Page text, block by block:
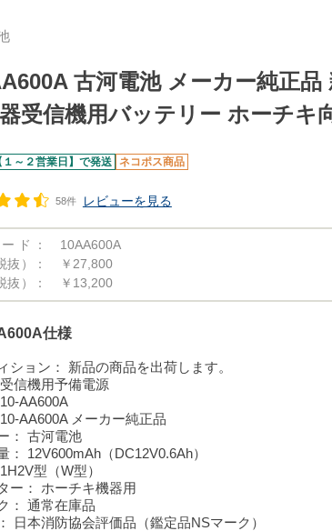
古河電池 メーカー純正品
受信機用バッテリー ホーチキ
～２営業日】で発送 ネコポス商品
58件 レビューを見る
ド：
10AA600A
抜）：
￥27,800
抜）：
￥13,200
仕様
ション：
新品の商品を出荷します。
受信機用予備電源
10-AA600A
10-AA600A メーカー純正品
： 古河電池
：
12V600mAh（DC12V0.6Ah）
1H2V型（W型）
ー：
ホーチキ機器用
： 通常在庫品
日本消防協会評価品（鑑定品NSマーク）